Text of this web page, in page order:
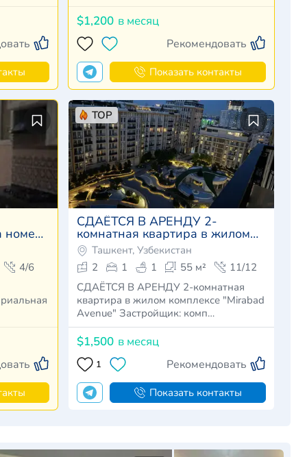
$1,200 в месяц
Рекомендовать
Показать контакты
номер
4/6
TOP
СДАЁТСЯ В АРЕНДУ 2-
комнатная квартира в жилом
комплексе "Mirabad Avenue"
Ташкент, Узбекистан
2
1 1 55 м²
11/12
СДАЁТСЯ В АРЕНДУ 2-комнатная
квартира в жилом комплексе "Mirabad
Avenue" Застройщик: комп…
$1,500 в месяц
1 Рекомендовать
Показать контакты